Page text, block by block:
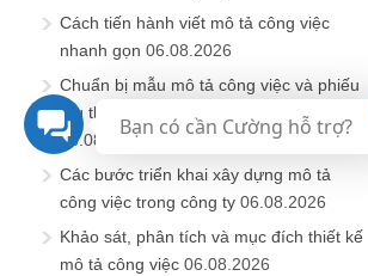
Cách tiến hành viết mô tả công việc
nhanh gọn 06.08.2026
Chuẩn bị mẫu mô tả công việc và phiếu
thu thập phân tích thông tin công việc
06.08.2026
Các bước triển khai xây dựng mô tả
công việc trong công ty 06.08.2026
Khảo sát, phân tích và mục đích thiết kế
mô tả công việc 06.08.2026
Bạn có cần Cường hỗ trợ?